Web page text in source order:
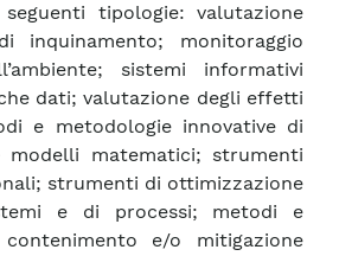
tipologie: valutazione
inquinamento; monitoraggio
sistemi informativi
dati; valutazione degli effetti
e metodologie innovative di
modelli matematici; strumenti
strumenti di ottimizzazione
e di processi; metodi e
e/o mitigazione